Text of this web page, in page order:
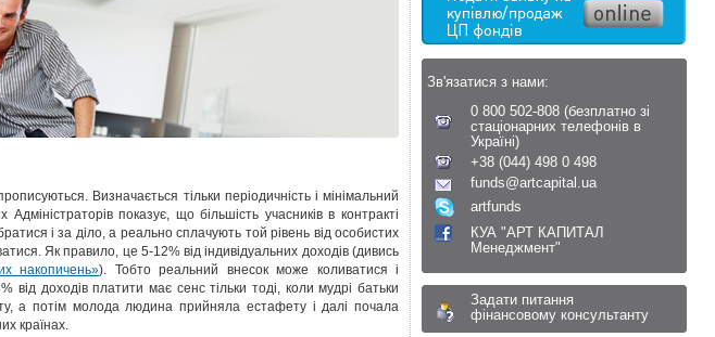
Визначається тільки періодичність і мінімальний
показує, що більшість учасників в контракті
і за діло, а реально сплачують той рівень від особистих
Як правило, це 5-12% від індивідуальних доходів (дивись
накопичень»). Тобто реальний внесок може коливатися і
доходів платити має сенс тільки тоді, коли мудрі батьки
а потім молода людина прийняла естафету і далі почала
країнах.
Зв'язатися з нами:
0 800 502-808 (безплатно зі
стаціонарних телефонів в
Україні)
+38 (044) 498 0 498
funds@artcapital.ua
artfunds
КУА "АРТ КАПИТАЛ
Менеджмент"
Задати питання
фінансовому консультанту